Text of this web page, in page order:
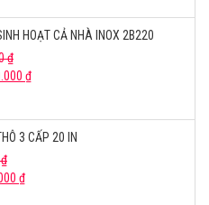
HOẠT CẢ NHÀ INOX 2B220
₫
₫
3 CẤP 20 IN
₫
₫